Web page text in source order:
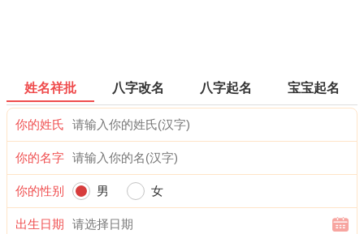
姓名祥批 八字改名 八字起名 宝宝起名
你的姓氏
你的名字
你的性别 男 女
出生日期